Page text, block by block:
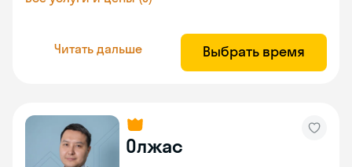
Читать дальше Выбрать время
Олжас